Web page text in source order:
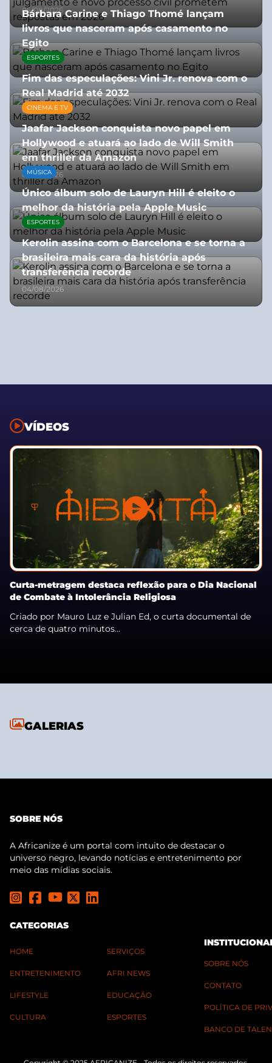
05/08/2026
Bárbara Carine e Thiago Thomé lançam
livros que nasceram após casamento no
Egito
10/07/2026
ESPORTES
Fim das especulações: Vini Jr. renova com o
Real Madrid até 2032
06/08/2026
CINEMA E TV
Jaafar Jackson conquista novo papel em
Hollywood e atuará ao lado de Will Smith
em thriller da Amazon
06/08/2026
MÚSICA
Único álbum solo de Lauryn Hill é eleito o
melhor da história pela Apple Music
06/08/2026
ESPORTES
Kerolin assina com o Barcelona e se torna a
brasileira mais cara da história após
transferência recorde
04/08/2026
VÍDEOS
Curta-metragem destaca reflexão para o Dia Nacional
de Combate à Intolerância Religiosa
Criado por Mauro Luz e Julian Ed, o curta documental de
cerca de quatro minutos...
GALERIAS
SOBRE NÓS
A Africanize é um portal com intuito de destacar o
universo negro, levando notícias e entretenimento por
meio das mídias sociais.
CATEGORIAS
HOME
ENTRETENIMENTO
LIFESTYLE
CULTURA
SERVIÇOS
AFRI NEWS
EDUCAÇÃO
ESPORTES
SOBRE NÓS
CONTATO
POLÍTICA DE
BANCO DE